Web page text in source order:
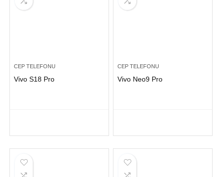
CEP TELEFONU
Vivo S18 Pro
CEP TELEFONU
Vivo Neo9 Pro